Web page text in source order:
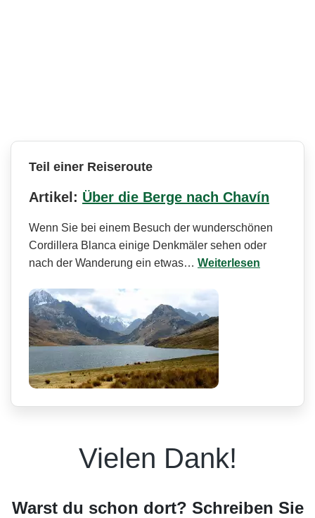
Teil einer Reiseroute
Artikel: Über die Berge nach Chavín
Wenn Sie bei einem Besuch der wunderschönen
Cordillera Blanca einige Denkmäler sehen oder
nach der Wanderung ein etwas… Weiterlesen
Vielen Dank!
Warst du schon dort? Schreiben Sie